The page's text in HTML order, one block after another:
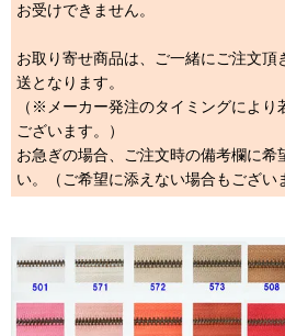
お受けできません。
お取り寄せ商品は、ご一緒にご注文頂
送となります。
（※メーカー発注のタイミングによ
ございます。）
お急ぎの場合、ご注文時の備考欄に希
い。（ご希望に添えない場合もござい